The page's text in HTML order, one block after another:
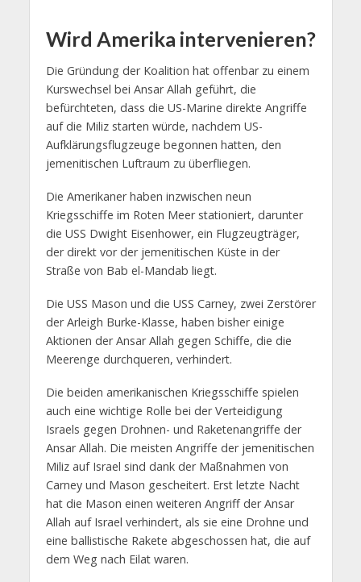
Wird Amerika intervenieren?
Die Gründung der Koalition hat offenbar zu einem
Kurswechsel bei Ansar Allah geführt, die
befürchteten, dass die US-Marine direkte Angriffe
auf die Miliz starten würde, nachdem US-
Aufklärungsflugzeuge begonnen hatten, den
jemenitischen Luftraum zu überfliegen.
Die Amerikaner haben inzwischen neun
Kriegsschiffe im Roten Meer stationiert, darunter
die USS Dwight Eisenhower, ein Flugzeugträger,
der direkt vor der jemenitischen Küste in der
Straße von Bab el-Mandab liegt.
Die USS Mason und die USS Carney, zwei Zerstörer
der Arleigh Burke-Klasse, haben bisher einige
Aktionen der Ansar Allah gegen Schiffe, die die
Meerenge durchqueren, verhindert.
Die beiden amerikanischen Kriegsschiffe spielen
auch eine wichtige Rolle bei der Verteidigung
Israels gegen Drohnen- und Raketenangriffe der
Ansar Allah. Die meisten Angriffe der jemenitischen
Miliz auf Israel sind dank der Maßnahmen von
Carney und Mason gescheitert. Erst letzte Nacht
hat die Mason einen weiteren Angriff der Ansar
Allah auf Israel verhindert, als sie eine Drohne und
eine ballistische Rakete abgeschossen hat, die auf
dem Weg nach Eilat waren.